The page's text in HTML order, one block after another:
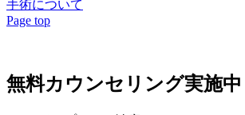
手術について
Page top
無料カウンセリング実施中